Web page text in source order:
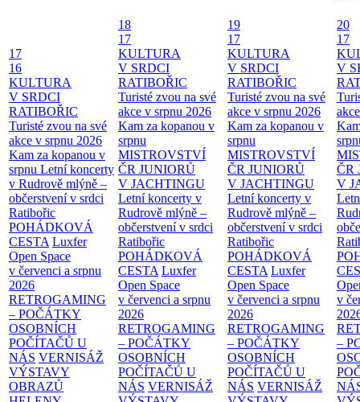
17
16
KULTURA
V SRDCI
RATIBOŘIC
Turisté zvou na své
akce v srpnu 2026
Kam za kopanou v
srpnu Letní koncerty
v Rudrově mlýně –
občerstvení v srdci
Ratibořic
POHÁDKOVÁ
CESTA Luxfer
Open Space
v červenci a srpnu
2026
RETROGAMING
– POČÁTKY
OSOBNÍCH
POČÍTAČŮ U
NÁS VERNISÁŽ
VÝSTAVY
OBRAZŮ
18
17
KULTURA
V SRDCI
RATIBOŘIC
Turisté zvou na své
akce v srpnu 2026
Kam za kopanou v
srpnu
MISTROVSTVÍ
ČR JUNIORŮ
V JACHTINGU
Letní koncerty v
Rudrově mlýně –
občerstvení v srdci
Ratibořic
POHÁDKOVÁ
CESTA Luxfer
Open Space
v červenci a srpnu
2026
RETROGAMING
– POČÁTKY
OSOBNÍCH
POČÍTAČŮ U
NÁS VERNISÁŽ
19
17
KULTURA
V SRDCI
RATIBOŘIC
Turisté zvou na své
akce v srpnu 2026
Kam za kopanou v
srpnu
MISTROVSTVÍ
ČR JUNIORŮ
V JACHTINGU
Letní koncerty v
Rudrově mlýně –
občerstvení v srdci
Ratibořic
POHÁDKOVÁ
CESTA Luxfer
Open Space
v červenci a srpnu
2026
RETROGAMING
– POČÁTKY
OSOBNÍCH
POČÍTAČŮ U
NÁS VERNISÁŽ
20
17
V
ČR
V
v
–